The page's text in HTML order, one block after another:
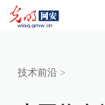
技术前沿 >